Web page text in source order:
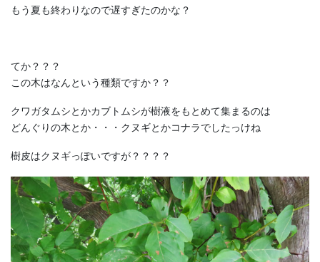
もう夏も終わりなので遅すぎたのかな？
てか？？？
この木はなんという種類ですか？？
クワガタムシとかカブトムシが樹液をもとめて集まるのは
どんぐりの木とか・・・クヌギとかコナラでしたっけね
樹皮はクヌギっぽいですが？？？？